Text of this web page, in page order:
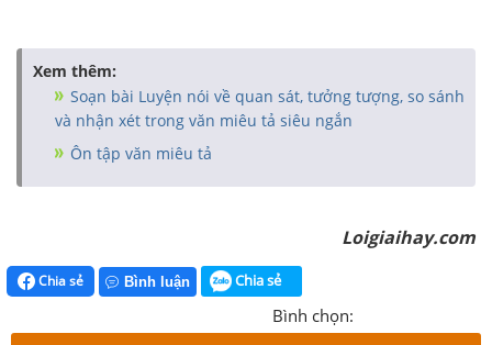
Xem thêm:
Soạn bài Luyện nói về quan sát, tưởng tượng, so sánh
và nhận xét trong văn miêu tả siêu ngắn
Ôn tập văn miêu tả
Loigiaihay.com
Chia sẻ Bình luận Chia sẻ
Bình chọn: